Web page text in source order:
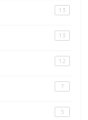
13
13
12
7
5